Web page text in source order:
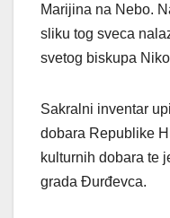
Marijina na Nebo.
sliku tog sveca
svetog biskupa
Sakralni inventar
dobara Republike
kulturnih dobara te
grada Đurđevca.